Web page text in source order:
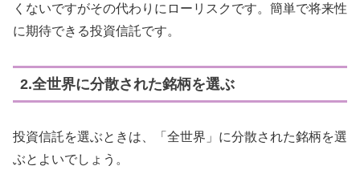
くないですがその代わりにローリスクです。簡単で将来性
に期待できる投資信託です。
2.全世界に分散された銘柄を選ぶ
投資信託を選ぶときは、「全世界」に分散された銘柄を選
ぶとよいでしょう。